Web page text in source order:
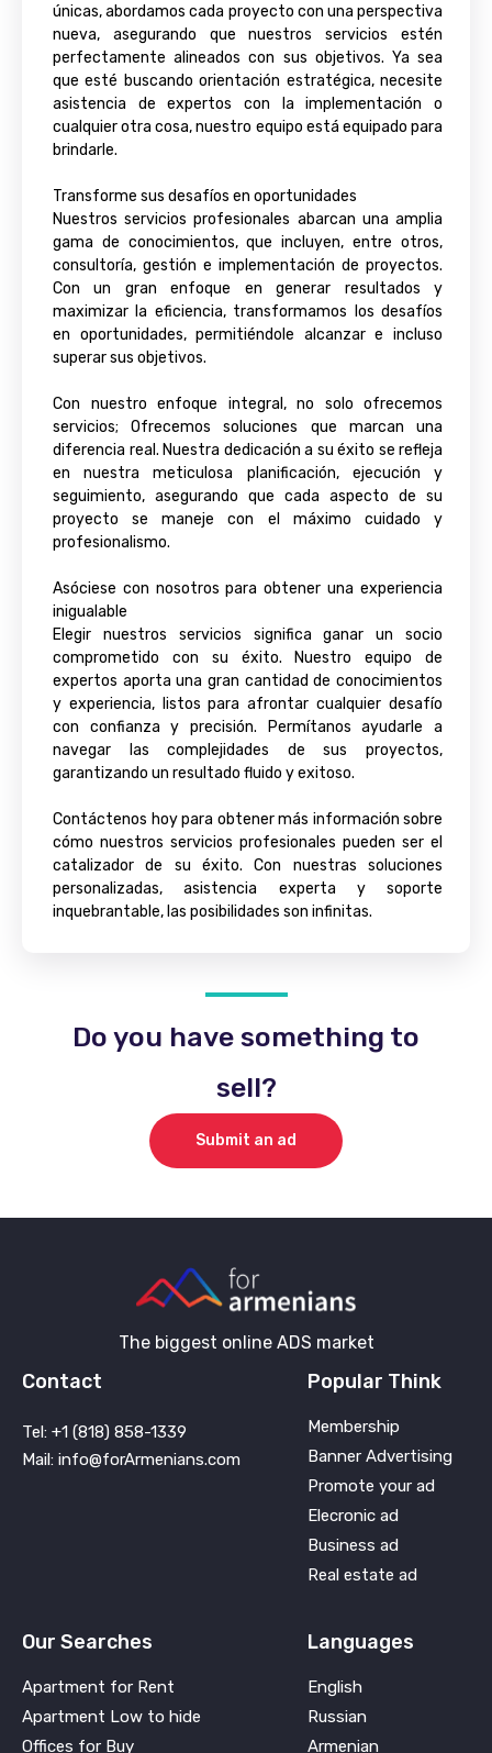
únicas, abordamos cada proyecto con una perspectiva
nueva, asegurando que nuestros servicios estén
perfectamente alineados con sus objetivos. Ya sea
que esté buscando orientación estratégica, necesite
asistencia de expertos con la implementación o
cualquier otra cosa, nuestro equipo está equipado para
brindarle.
Transforme sus desafíos en oportunidades
Nuestros servicios profesionales abarcan una amplia
gama de conocimientos, que incluyen, entre otros,
consultoría, gestión e implementación de proyectos.
Con un gran enfoque en generar resultados y
maximizar la eficiencia, transformamos los desafíos
en oportunidades, permitiéndole alcanzar e incluso
superar sus objetivos.
Con nuestro enfoque integral, no solo ofrecemos
servicios; Ofrecemos soluciones que marcan una
diferencia real. Nuestra dedicación a su éxito se refleja
en nuestra meticulosa planificación, ejecución y
seguimiento, asegurando que cada aspecto de su
proyecto se maneje con el máximo cuidado y
profesionalismo.
Asóciese con nosotros para obtener una experiencia
inigualable
Elegir nuestros servicios significa ganar un socio
comprometido con su éxito. Nuestro equipo de
expertos aporta una gran cantidad de conocimientos
y experiencia, listos para afrontar cualquier desafío
con confianza y precisión. Permítanos ayudarle a
navegar las complejidades de sus proyectos,
garantizando un resultado fluido y exitoso.
Contáctenos hoy para obtener más información sobre
cómo nuestros servicios profesionales pueden ser el
catalizador de su éxito. Con nuestras soluciones
personalizadas, asistencia experta y soporte
inquebrantable, las posibilidades son infinitas.
Do you have something to
sell?
Submit an ad
The biggest online ADS market
Contact
Tel: +1 (818) 858-1339
Mail: info@forArmenians.com
Popular Think
Membership
Banner Advertising
Promote your ad
Elecronic ad
Business ad
Real estate ad
Our Searches
Apartment for Rent
Apartment Low to hide
Offices for Buy
Languages
English
Russian
Armenian